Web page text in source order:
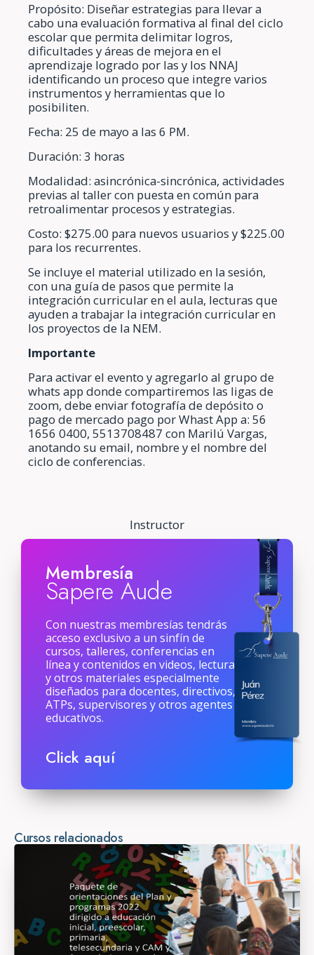
Instructor
Propósito: Diseñar estrategias para llevar a
cabo una evaluación formativa al final del ciclo
escolar que permita delimitar logros,
dificultades y áreas de mejora en el
aprendizaje logrado por las y los NNAJ
identificando un proceso que integre varios
instrumentos y herramientas que lo
posibiliten.
Fecha: 25 de mayo a las 6 PM.
Duración: 3 horas
Modalidad: asincrónica-sincrónica, actividades
previas al taller con puesta en común para
retroalimentar procesos y estrategias.
Costo: $275.00 para nuevos usuarios y $225.00
para los recurrentes.
Se incluye el material utilizado en la sesión,
con una guía de pasos que permite la
integración curricular en el aula, lecturas que
ayuden a trabajar la integración curricular en
los proyectos de la NEM.
Importante
Para activar el evento y agregarlo al grupo de
whats app donde compartiremos las ligas de
zoom, debe enviar fotografía de depósito o
pago de mercado pago por Whast App a: 56
1656 0400, 5513708487 con Marilú Vargas,
anotando su email, nombre y el nombre del
ciclo de conferencias.
Membresía
Sapere Aude
Con nuestras membresías tendrás
acceso exclusivo a un sinfín de
cursos, talleres, conferencias en
línea y contenidos en videos, lecturas
y otros materiales especialmente
diseñados para docentes, directivos,
ATPs, supervisores y otros agentes
educativos.
Click aquí
Cursos relacionados